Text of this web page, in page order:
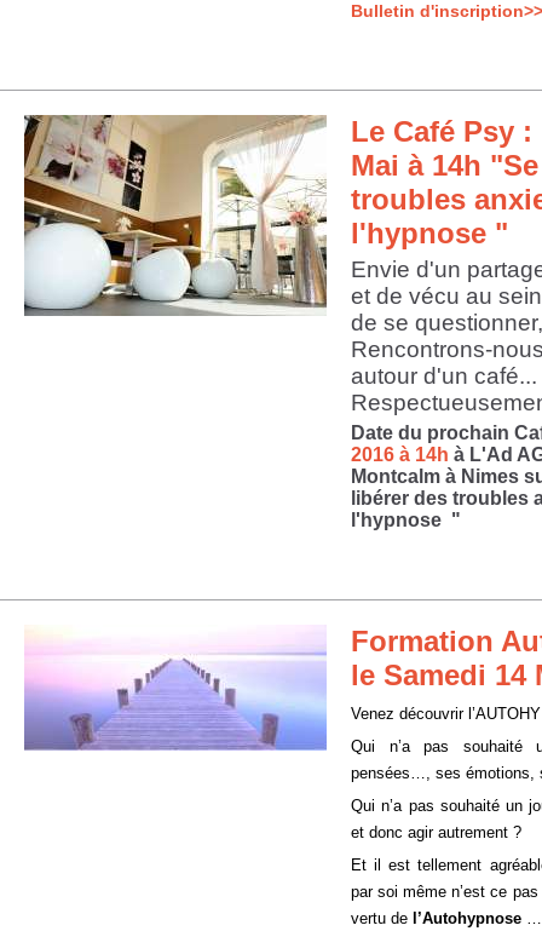
Bulletin d'inscription>>
Le Café Psy
Mai à 14h
troubles
l'hypnose "
Envie d'un
et de vécu au
de se
Rencontrons-
autour d'un
Date du prochain
2016 à 14h à L'Ad
Montcalm à Nimes
libérer des troubles
l'hypnose "
Formation
le Samedi 14
Venez découvrir
Qui n’a pas souhaité
pensées…, ses émotions,
Qui n’a pas souhaité un
et donc agir autrement ?
Et il est tellement
par soi même n’est ce
vertu de l’Autohypnose